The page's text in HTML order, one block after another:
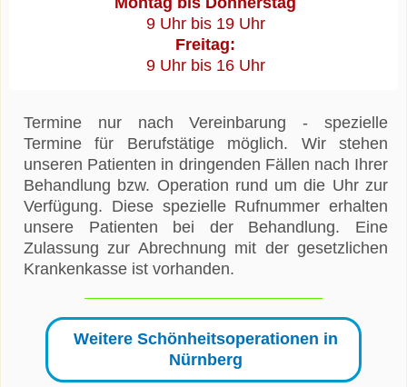
9 Uhr bis 19 Uhr
Freitag:
9 Uhr bis 16 Uhr
Termine nur nach Vereinbarung - spezielle
Termine für Berufstätige möglich. Wir stehen
unseren Patienten in dringenden Fällen nach Ihrer
Behandlung bzw. Operation rund um die Uhr zur
Verfügung. Diese spezielle Rufnummer erhalten
unsere Patienten bei der Behandlung. Eine
Zulassung zur Abrechnung mit der gesetzlichen
Krankenkasse ist vorhanden.
Weitere Schönheitsoperationen in
Nürnberg